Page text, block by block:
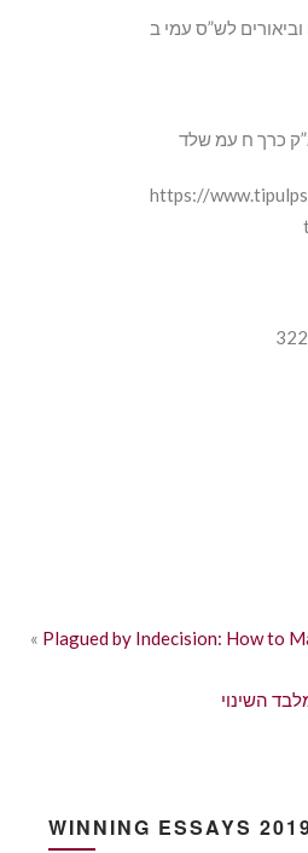
[22] https://
« Plagued by Indecision: How to
השינוי
WINNING ESSAYS